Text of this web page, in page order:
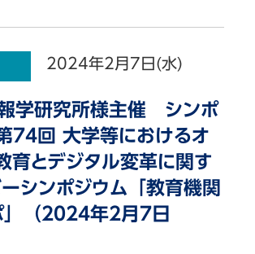
2024年2月7日(水)
報学研究所様主催 シンポ
74回 大学等におけるオ
育とデジタル変革に関す
シンポジウム「教育機関
」（2024年2月7日